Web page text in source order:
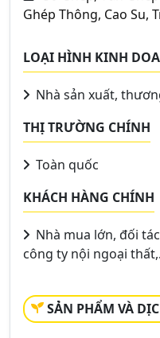
Ghép Thông, Cao Su,
LOẠI HÌNH KINH
Nhà sản xuất,
THỊ TRƯỜNG CHÍNH
Toàn quốc
KHÁCH HÀNG CHÍNH
Nhà mua lớn, đối
công ty nội ngoại
SẢN PHẨM VÀ